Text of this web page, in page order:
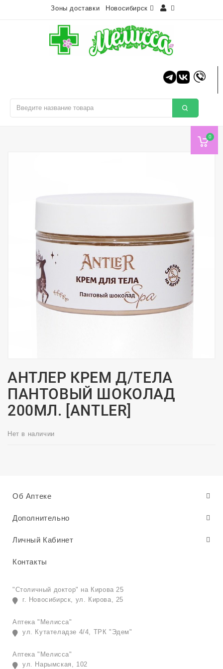
Зоны доставки Новосибирск
0
АНТЛЕР КРЕМ Д/ТЕЛА
ПАНТОВЫЙ ШОКОЛАД
200МЛ. [ANTLER]
Нет в наличии
Об Аптеке
Дополнительно
Личный Кабинет
Контакты
"Столичный доктор" на Кирова 25
г. Новосибирск, ул. Кирова, 25
Аптека "Мелисса"
ул. Кутателадзе 4/4, ТРК "Эдем"
Аптека "Мелисса"
ул. Нарымская, 102